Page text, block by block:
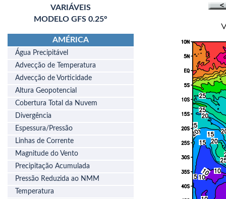
VARIÁVEIS
MODELO GFS 0.25°
AMÉRICA
Água Precipitável
Advecção de Temperatura
Advecção de Vorticidade
Altura Geopotencial
Cobertura Total da Nuvem
Divergência
Espessura/Pressão
Linhas de Corrente
Magnitude do Vento
Precipitação Acumulada
Pressão Reduzida ao NMM
Temperatura